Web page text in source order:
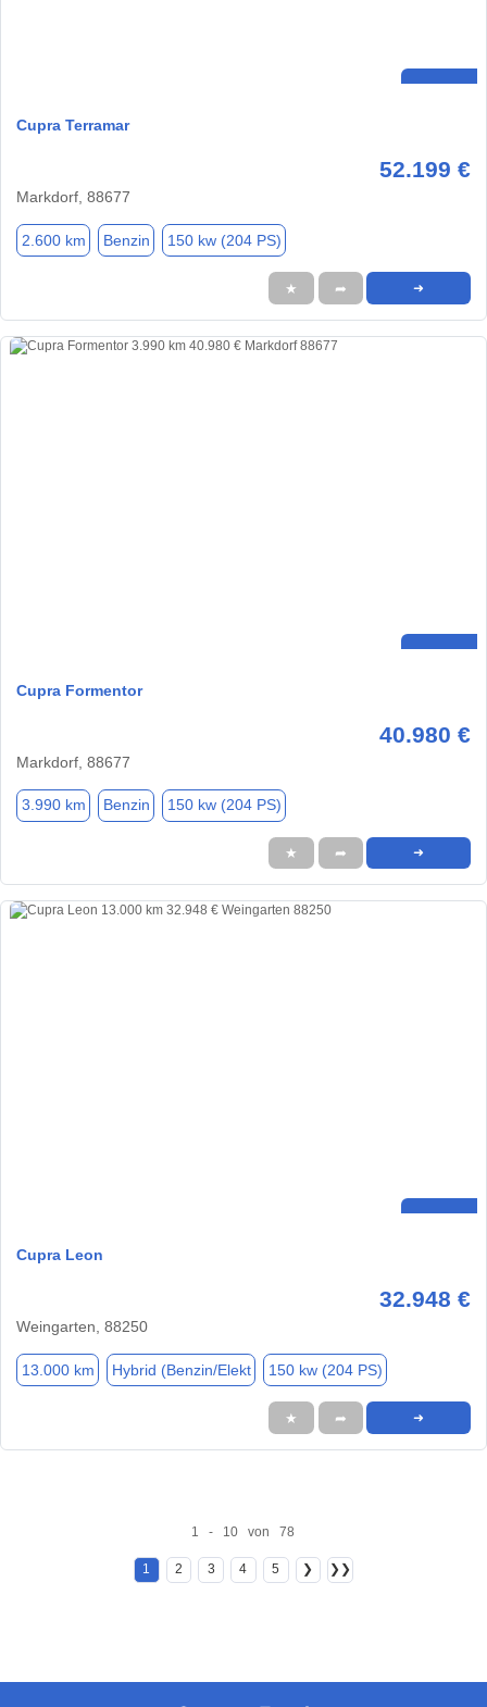
Cupra Terramar
52.199 €
Markdorf, 88677
2.600 km Benzin 150 kw (204 PS)
★ ➦ ➜
Cupra Formentor
40.980 €
Markdorf, 88677
3.990 km Benzin 150 kw (204 PS)
★ ➦ ➜
Cupra Leon
32.948 €
Weingarten, 88250
13.000 km Hybrid (Benzin/Elekt 150 kw (204 PS)
★ ➦ ➜
1 - 10 von 78
1 2 3 4 5 ❯ ❯❯